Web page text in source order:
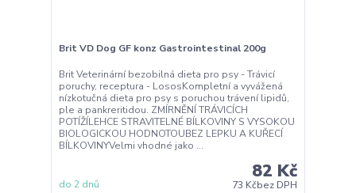
Brit VD Dog GF konz Gastrointestinal 200g
Brit Veterinární bezobilná dieta pro psy - Trávicí
poruchy, receptura - LososKompletní a vyvážená
nízkotučná dieta pro psy s poruchou trávení lipidů,
ple a pankreritidou. ZMÍRNĚNÍ TRÁVICÍCH
POTÍŽÍLEHCE STRAVITELNÉ BÍLKOVINY S VYSOKOU
BIOLOGICKOU HODNOTOUBEZ LEPKU A KUŘECÍ
BÍLKOVINYVelmi vhodné jako ...
82 Kč
73 Kčbez DPH
do 2 dnů